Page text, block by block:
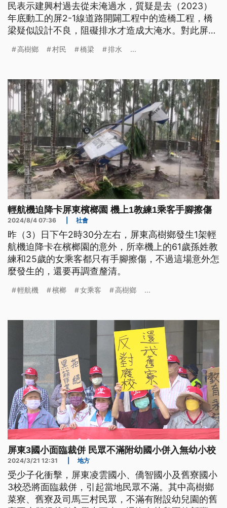
民表示建興村過去從未淹過水，質疑是去（2023）
年底動工的屏2-1線道路開闢工程中的造橋工程，橋
梁疑似設計不良，阻礙排水才造成大淹水。對此屏東
溪流排水容量導致，並非工程設計問題。
高樹鄉 村民 橋梁 排水 ...
輕航機迫降卡屏東檳榔園 機上1教練1乘客手腳擦傷
2024/8/4 07:36 社會
昨（3）日下午2時30分左右，屏東高樹鄉發生1架輕
航機迫降卡在檳榔園的意外，所幸機上的61歲孫姓教
練和25歲的女乘客都只有手腳擦傷，不過這場意外怎
麼發生的，還要再調查釐清。
輕航機 檳榔 女乘客 高樹鄉 ...
屏東3國小面臨裁併 民眾不滿附幼國小併入無幼小校
2024/3/21 12:31 地方
受少子化衝擊，屏東凌雲國小、僑智國小及舊寮國小
3校恐將面臨裁併，引起當地民眾不滿。其中高樹鄉
菜寮、舊寮及司馬三村民眾，不滿有附設幼兒園的舊